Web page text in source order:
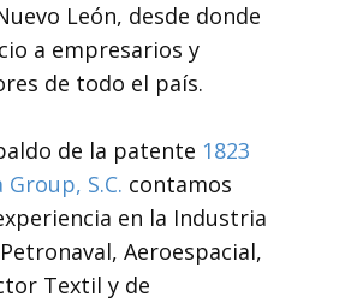
León, desde donde
a empresarios y
de todo el país.
de la patente 1823
S.C. contamos
en la Industria
Aeroespacial,
Textil y de